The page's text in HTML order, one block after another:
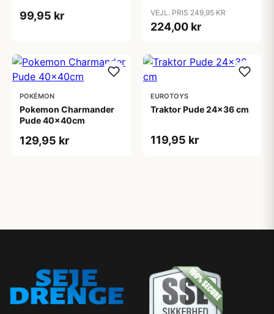
99,95 kr VEJL. PRIS 249,95 KR
224,00 kr
POKÉMON
Pokemon Charmander
Pude 40x40cm
129,95 kr
EUROTOYS
Traktor Pude 24x36 cm
119,95 kr